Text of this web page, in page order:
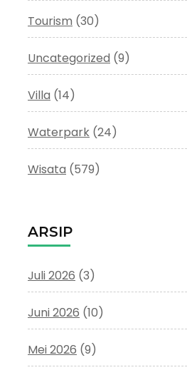
Tourism (30)
Uncategorized (9)
Villa (14)
Waterpark (24)
Wisata (579)
ARSIP
Juli 2026 (3)
Juni 2026 (10)
Mei 2026 (9)